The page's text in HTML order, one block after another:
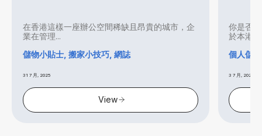
在香港這樣一座辦公空間稀缺且昂貴的城市，企
業在管理...
儲物小貼士, 搬家小技巧, 網誌
31 7 月, 2025
View
你是否打
於本港炎...
個人儲存
3 7 月, 2025